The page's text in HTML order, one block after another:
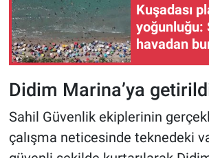
Kuşadası
yoğunluğu:
havadan
tatilciler
Didim Marina’ya
Sahil Güvenlik ekiplerinin
çalışma neticesinde teknedeki